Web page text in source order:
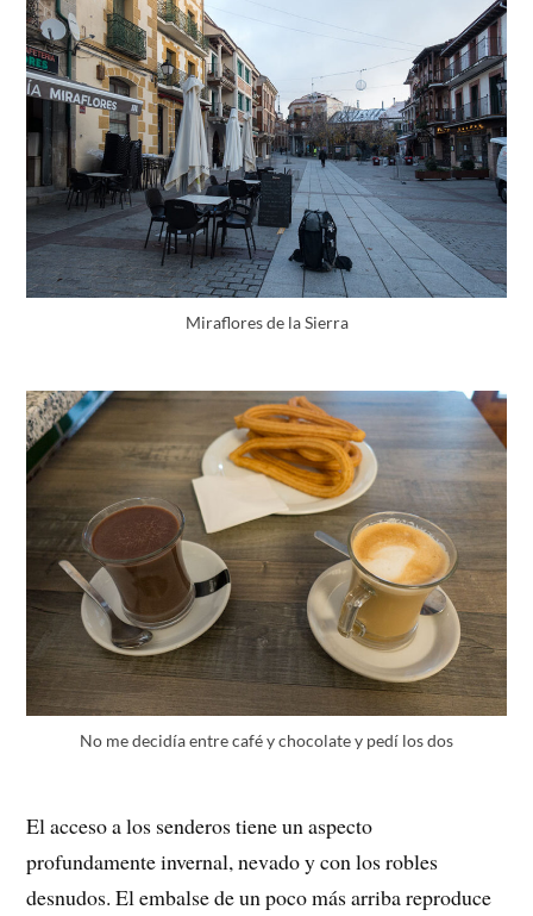
Miraflores de la Sierra
No me decidía entre café y chocolate y pedí los dos
El acceso a los senderos tiene un aspecto
profundamente invernal, nevado y con los robles
desnudos. El embalse de un poco más arriba reproduce